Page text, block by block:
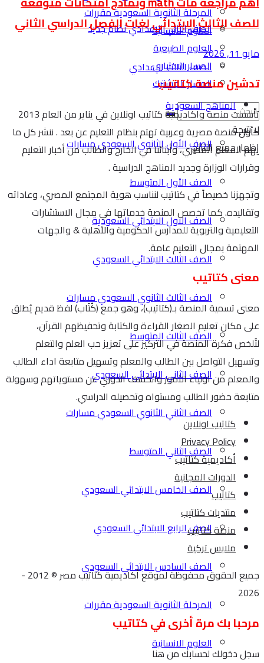
المرحلة الثانوية السعودية مقررات
العلوم الانسانية
العلوم الطبيعية
المسار الاختياري
المسار المشترك
لا نتيجة
اظهار جميع النتائج
الصف الثاني الاعدادي نظام جديد
الصف الثالث الاعدادي
المناهج السعودية
الصف الأول الثانوي السعودي مسارات
الصف الأول المتوسط
الصف الاول الابتدائي السعودية
الصف الثالث الابتدائي السعودي
الصف الثالث الثانوي السعودي مسارات
الصف الثالث المتوسط
الصف الثاني الابتدائي السعودي
الصف الثاني الثانوي السعودي مسارات
الصف الثاني المتوسط
الصف الخامس الابتدائي السعودي
الصف الرابع الابتدائي السعودي
الصف السادس الابتدائي السعودي
المرحلة الثانوية السعودية مقررات
العلوم الانسانية
للصف الثالث الابتدائي لغات الفصل الدراسي الثاني
مايو 11, 2026
تدشين منصة كتاتيب
تأسست منصة واكاديمية كتاتيب اونلاين في يناير من العام 2013
كأول منصة مصرية وعربية تهتم بنظام التعليم عن بعد . ننشر كل ما
يهم المعلم المصري، وأبنائنا في الخارج والطالب من أخبار التعليم
وقرارات الوزارة وجديد المناهج الدراسية .
وتجهزنا خصيصاً في كتاتيب لنناسب هوية المجتمع المصري، وعاداته
وتقاليده. كما تخصص المنصة خدماتها في مجال الاستشارات
التعليمية والتربوية للمدارس الحكومية والأهلية & والجهات
المهتمة بمجال التعليم عامة.
معنى كتاتيب
معنى تسمية المنصة بـ(كتاتيب)، وهو جمع (كُتَاب) لفظ قديم يُطلق
على مكان تعليم الصغار القراءة والكتابة وتحفيظهم القرآن،
لتُلخص فكرة المنصة في التركيز على تعزيز حب العلم والتعلم
وتسهيل التواصل بين الطالب والمعلم وتسهيل متابعة اداء الطالب
والمعلم من اولياء الأمور والكشف الدوري عن مستوياتهم وسهولة
متابعة حضور الطالب ومستواه وتحصيله الدراسي.
كتاتيب اونلاين
Privacy Policy
أكاديمية كتاتيب
الدورات المجانية
كتاتيب
منتديات كتاتيب
منصة كتاتيب
ملابس تركية
جميع الحقوق محفوظة لموقع أكاديمية كتاتيب مصر © 2012 -
2026
مرحبا بك مرة أخرى في كتاتيب
سجل دخولك لحسابك من هنا